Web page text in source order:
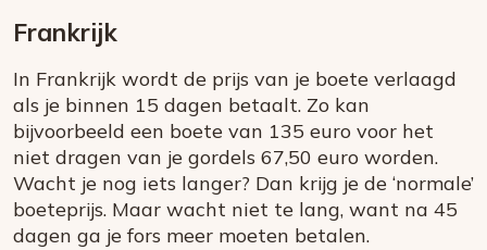
Frankrijk
In Frankrijk wordt de prijs van je boete verlaagd
als je binnen 15 dagen betaalt. Zo kan
bijvoorbeeld een boete van 135 euro voor het
niet dragen van je gordels 67,50 euro worden.
Wacht je nog iets langer? Dan krijg je de ‘normale’
boeteprijs. Maar wacht niet te lang, want na 45
dagen ga je fors meer moeten betalen.